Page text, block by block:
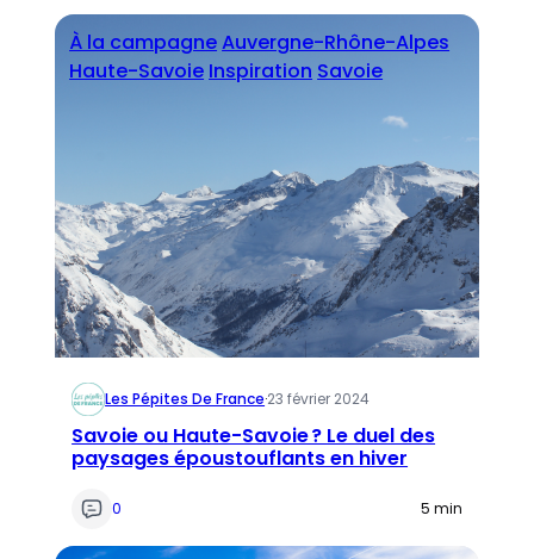
À la campagneAuvergne-Rhône-Alpes
Haute-Savoie Inspiration Savoie
Les Pépites De France·23 février 2024
Savoie ou Haute-Savoie ? Le duel des
paysages époustouflants en hiver
0 5 min